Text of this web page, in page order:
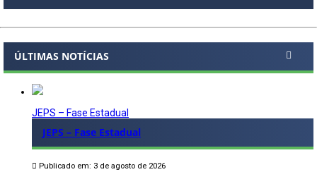
ÚLTIMAS NOTÍCIAS
JEPS – Fase Estadual
JEPS – Fase Estadual
Publicado em: 3 de agosto de 2026